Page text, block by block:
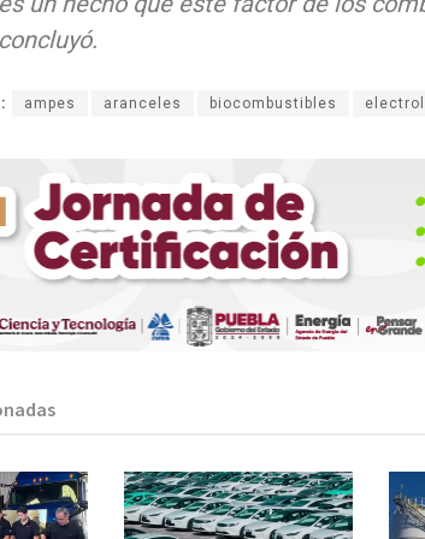
concluyó.
ampes aranceles biocombustibles